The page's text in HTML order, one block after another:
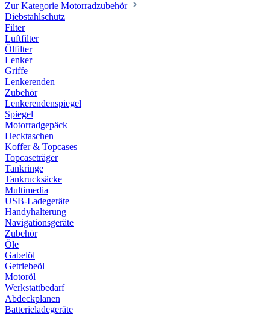
Zur Kategorie Motorradzubehör
Diebstahlschutz
Filter
Luftfilter
Ölfilter
Lenker
Griffe
Lenkerenden
Zubehör
Lenkerendenspiegel
Spiegel
Motorradgepäck
Hecktaschen
Koffer & Topcases
Topcaseträger
Tankringe
Tankrucksäcke
Multimedia
USB-Ladegeräte
Handyhalterung
Navigationsgeräte
Zubehör
Öle
Gabelöl
Getriebeöl
Motoröl
Werkstattbedarf
Abdeckplanen
Batterieladegeräte